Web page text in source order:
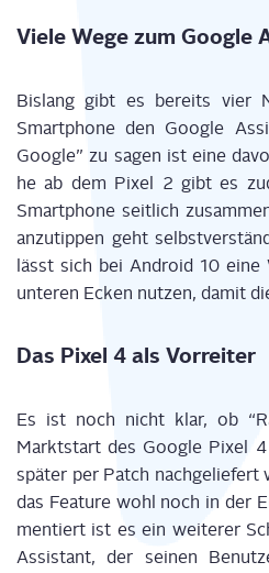
Vie­le Wege zum Goog­le
Bis­lang gibt es bereits vier
Smart­phone den Goog­le
Goog­le” zu sagen ist eine
he ab dem Pixel 2 gibt es
Smart­phone seit­lich
anzu­tip­pen geht
lässt sich bei Android 10 eine
unte­ren Ecken nut­zen, damit
Das Pixel 4 als Vorreiter
Es ist noch nicht klar, ob
Markt­start des Goog­le Pixel
spä­ter per Patch nach­ge­lie­fert
das Fea­ture wohl noch in der
men­tiert ist es ein wei­te­rer
Assistant, der sei­nen